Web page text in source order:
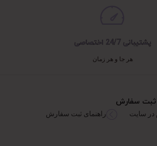
پشتیبانی 24/7 اختصاصی
هر جا و هر زمان
ثبت سفارش
در سایت راهنمای ثبت سفارش